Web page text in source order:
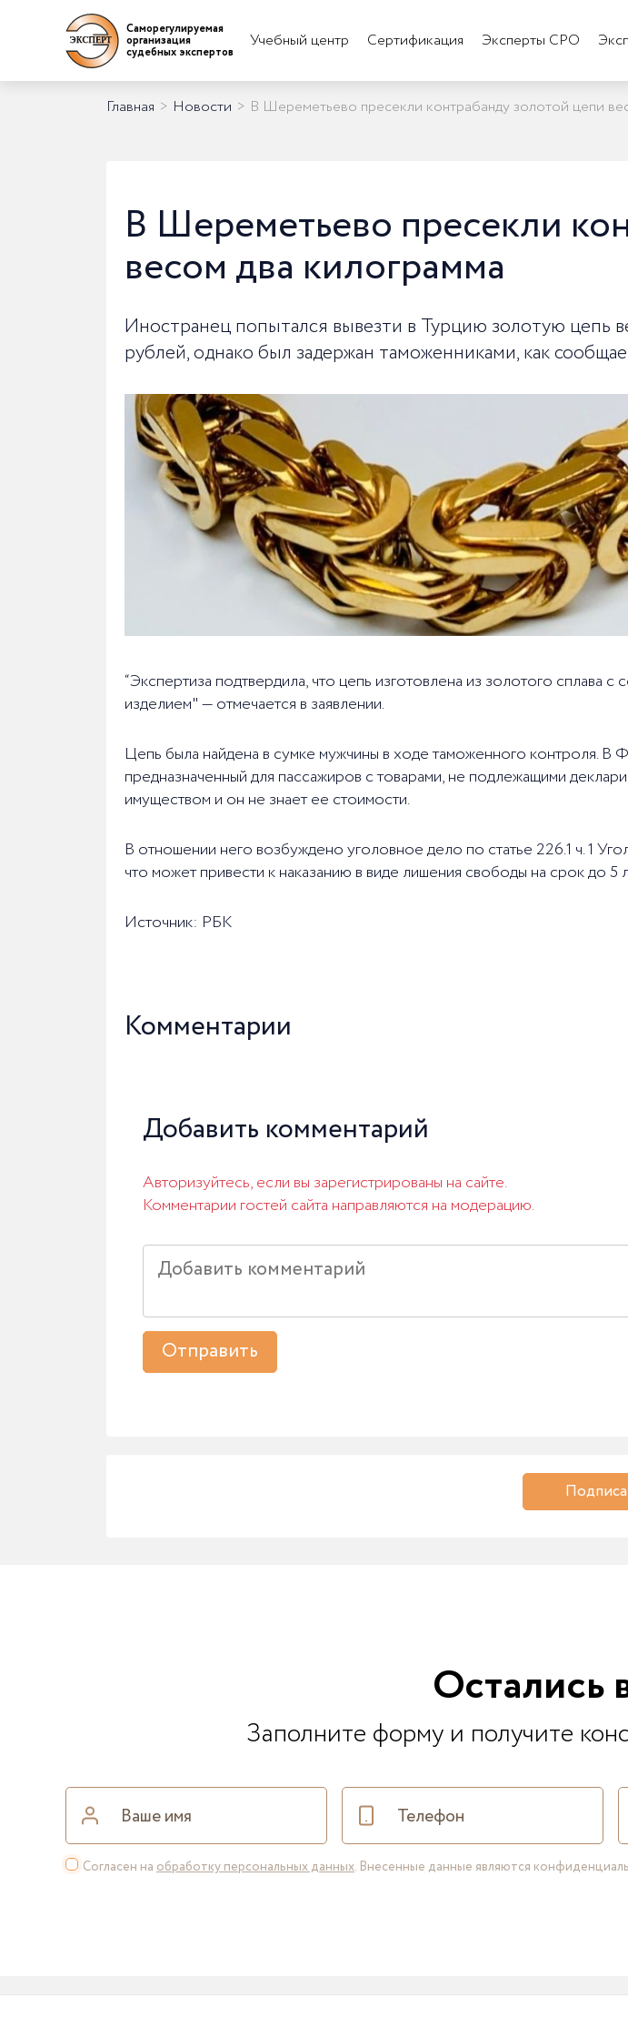
Саморегулируемая
организация
судебных экспертов
Учебный центр Сертификация Эксперты СРО
Главная > Новости > В Шереметьево пресекли контрабанду золотой цепи
В Шереметьево пресекли
весом два килограмма
Иностранец попытался вывезти в Турцию золотую цепь
рублей, однако был задержан таможенниками, как
“Экспертиза подтвердила, что цепь изготовлена из золотого сплава
изделием" — отмечается в заявлении.
Цепь была найдена в сумке мужчины в ходе таможенного контроля.
предназначенный для пассажиров с товарами, не подлежащими
имуществом и он не знает ее стоимости.
В отношении него возбуждено уголовное дело по статье 226.1 ч. 1
что может привести к наказанию в виде лишения свободы на срок до
Источник: РБК
Комментарии
Добавить комментарий
Авторизуйтесь, если вы зарегистрированы на сайте.
Комментарии гостей сайта направляются на модерацию.
Отправить
Остались
Заполните форму и получите
Согласен на обработку персональных данных. Внесенные данные являются